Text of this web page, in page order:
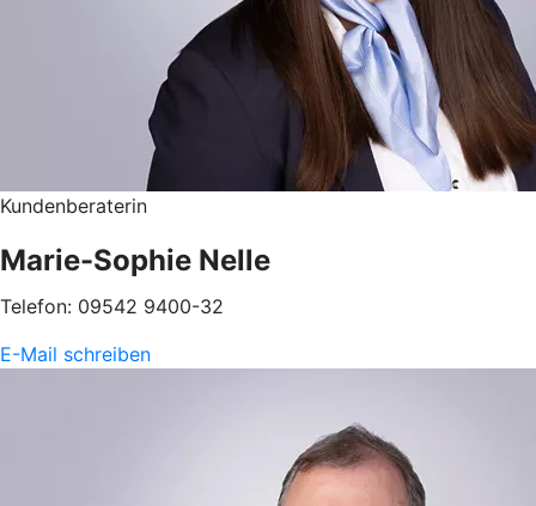
Kundenberaterin
Marie-Sophie Nelle
Telefon: 09542 9400-32
E-Mail schreiben